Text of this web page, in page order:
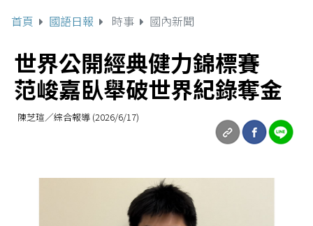
首頁 國語日報 時事 國內新聞
世界公開經典健力錦標賽
范峻嘉臥舉破世界紀錄奪金
陳芝瑄／綜合報導 (2026/6/17)